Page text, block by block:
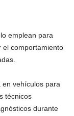
emplean para
el comportamiento
en vehículos para
técnicos
durante